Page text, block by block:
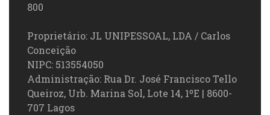
800
Proprietário: JL UNIPESSOAL, LDA / Carlos
Conceição
NIPC: 513554050
Administração: Rua Dr. José Francisco Tello
Queiroz, Urb. Marina Sol, Lote 14, 1ºE | 8600-
707 Lagos